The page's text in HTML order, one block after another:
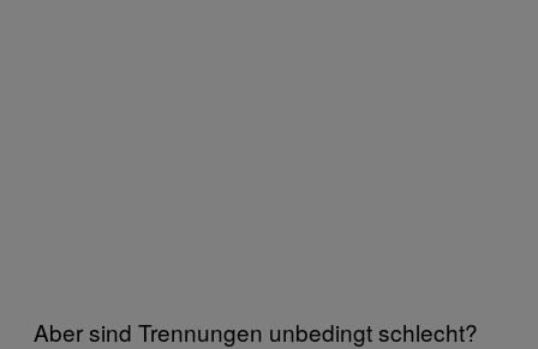
Aber sind Trennungen unbedingt schlecht?